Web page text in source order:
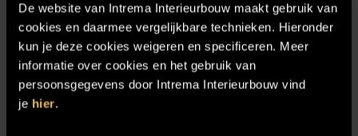
De website van Intrema Interieurbouw maakt gebruik van
cookies en daarmee vergelijkbare technieken. Hieronder
kun je deze cookies weigeren en specificeren. Meer
informatie over cookies en het gebruik van
persoonsgegevens door Intrema Interieurbouw vind
je hier.
Sensire
Showroom
SIDN
Trebbe MiddenWest